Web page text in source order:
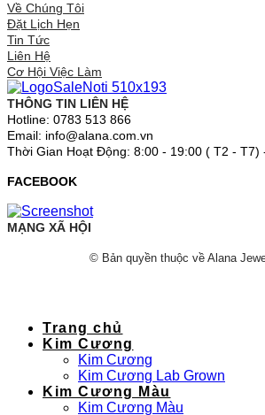
Về Chúng Tôi
Đặt Lịch Hẹn
Tin Tức
Liên Hệ
Cơ Hội Việc Làm
THÔNG TIN LIÊN HỆ
Hotline: 0783 513 866
Email: info@alana.com.vn
Thời Gian Hoạt Động: 8:00 - 19:00 ( T2 - T7)
FACEBOOK
MẠNG XÃ HỘI
© Bản quyền thuộc về Alana
Trang chủ
Kim Cương
Kim Cương
Kim Cương Lab Grown
Kim Cương Màu
Kim Cương Màu